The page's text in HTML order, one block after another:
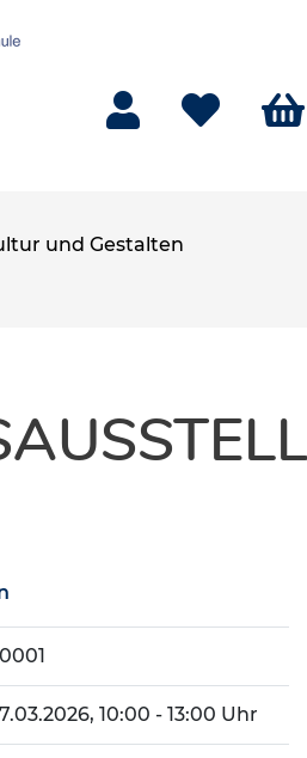
und Gestalten
10:00 - 13:00 Uhr